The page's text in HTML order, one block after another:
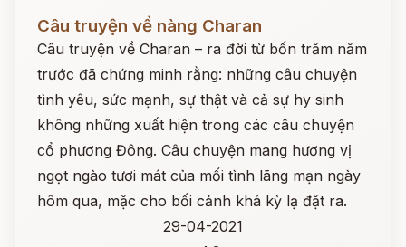
Câu truyện về nàng Charan
Câu truyện về Charan – ra đời từ bốn trăm năm
trước đã chứng minh rằng: những câu chuyện
tình yêu, sức mạnh, sự thật và cả sự hy sinh
không những xuất hiện trong các câu chuyện
cổ phương Đông. Câu chuyện mang hương vị
ngọt ngào tươi mát của mối tình lãng mạn ngày
hôm qua, mặc cho bối cảnh khá kỳ lạ đặt ra.
29-04-2021